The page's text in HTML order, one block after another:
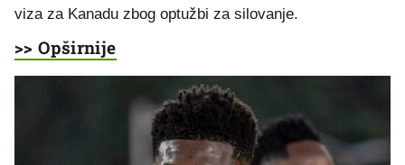
viza za Kanadu zbog optužbi za silovanje.
>> Opširnije